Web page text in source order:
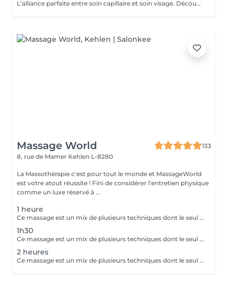
L'alliance parfaite entre soin capillaire et soin visage. Découvrez notre nouveau Head Spa Sublimateur qui marie le meilleur des soins capillaires et des soins visage pour une expérience de bien-être et de beauté complète. Conçu pour sublimer vos cheveux tout en revitalisant votre peau, ce soin est une véritable parenthèse de détente et de régénération. En Quoi Consiste ce soin ? Le Head Spa Sublimateur est un protocole unique qui agit en profondeur sur vos cheveux, votre cuir chevelu et votre visage: - Soin Capillaire Personnalisé: Nettoyage, massage et application de soins adaptés pour purifier le cuir chevelu, renforcer la fibre capillaire et sublimer vos cheveux. - Rituel visage: Un soin ciblé pour hydrater, apaiser et illuminer la peau, en utilisant des produits premium et techniques expertes. - Massage Relaxant: Une gestuelle douce et enveloppante pour une détente absolue, favorisant la circulation et l'oxygénation des tissus. Les Bienfaits - Pour vos cheveux: Un cuir chevelu purifié, des cheveux plus brillants, plus doux et revitalisés en profondeur. - Pour votre peau: Un teint éclatant, une peau repulpée et nourrie, visiblement apaisée. - Pour votre Bien-être: Une relaxation totale et un moment de lâcher-prise unique. Un moment d'exception pour sublimer votre beauté naturelle Un sèche cheveux et des brosses sont mis à votre disposition pour que vous ne repartiez pas avec la tête mouillée
Massage World
133
8, rue de Mamer Kehlen L-8280
La Massothérapie c'est pour tout le monde et MassageWorld
est votre atout réussite ! Fini de considérer l'entretien physique
comme un luxe réservé à ...
1 heure
Ce massage est un mix de plusieurs techniques dont le seul but est : LE RÉSULTAT Chaque mix est étudié et décidé avec vous, car pour améliorer une conséquence, il faut en trouver la cause. Deep Tissue, Myofascial Release, Trigger Point, Scraping Gua-Sha, Cupping Therapy combinées pour une efficacité maximale !! Douleurs chronique ou passagères, augmentation de performances ou récupération, relaxation physique ou mentale, détoxication, drainage, la combinaison ces techniques offrent des possibilités illimitées.
1h30
Ce massage est un mix de plusieurs techniques dont le seul but est : LE RÉSULTAT Chaque mix est étudié et décidé avec vous, car pour améliorer une conséquence, il faut en trouver la cause. Deep Tissue, Myofascial Release, trigger Point, scarping / Gua-Sha, cupping therapy combinées pour une efficacité maximale !! Douleurs chronique ou passagères, augmentation de performances ou récupération, relaxation physique ou mentale, détoxication, drainage, la combinaison de toutes ces techniques est illimitée.
2 heures
Ce massage est un mix de plusieurs techniques dont le seul but est : LE RÉSULTAT Chaque mix est étudié et décidé avec vous, car pour améliorer une conséquence, il faut en trouver la cause. Deep Tissue, Myofascial Release, trigger Point, scarping / Gua-Sha, cupping therapy combinées pour une efficacité maximale !! Douleurs chronique ou passagères, augmentation de performances ou récupération, relaxation physique ou mentale, détoxication, drainage, la combinaison de toutes ces techniques est illimitée.